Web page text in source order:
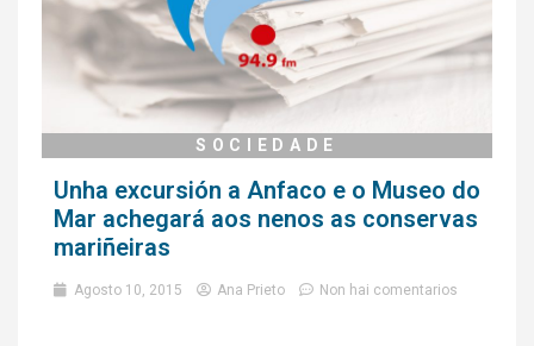
SOCIEDADE
Unha excursión a Anfaco e o Museo do
Mar achegará aos nenos as conservas
mariñeiras
Agosto 10, 2015 Ana Prieto Non hai comentarios